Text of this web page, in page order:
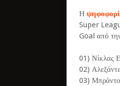
Η
Super
Goal από
01) Νίκλας
02)
03)